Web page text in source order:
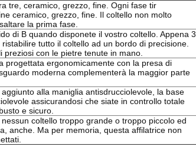
tre, ceramico, grezzo, fine. Ogni fase tir
ceramico, grezzo, fine. Il coltello non molto
la prima fase.
di B quando disponete il vostro coltello. Appena 3
tutto il coltello ad un bordo di precisione.
con le pietre tenute in mano.
progettata ergonomicamente con la presa di
moderna complementerà la maggior parte
alla maniglia antisdrucciolevole, la base
assicurandosi che siate in controllo totale
e sicuro.
coltello troppo grande o troppo piccolo ed
anche. Ma per memoria, questa affilatrice non